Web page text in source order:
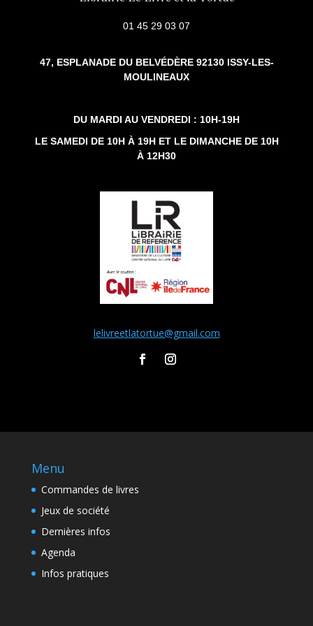
01 45 29 03 07
47, ESPLANADE DU BELVÉDÈRE 92130 ISSY-LES-
MOULINEAUX
DU MARDI AU VENDREDI : 10H-19H
LE SAMEDI DE 10H À 19H ET LE DIMANCHE DE 10H
À 12H30
lelivreetlatortue@gmail.com
Menu
Commandes de livres
Jeux de société
Dernières infos
Agenda
Infos pratiques